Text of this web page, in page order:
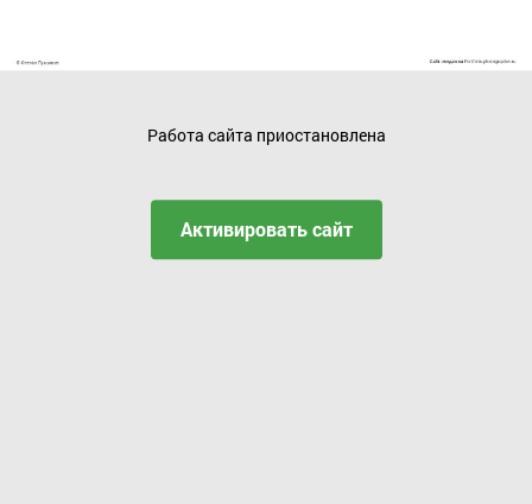
Работа сайта приостановлена
Активировать сайт